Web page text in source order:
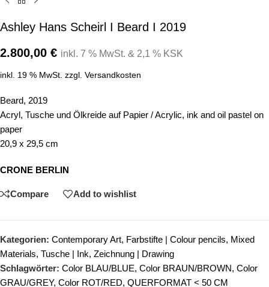
Ashley Hans Scheirl I Beard I 2019
2.800,00 € inkl. 7 % MwSt. & 2,1 % KSK
inkl. 19 % MwSt. zzgl. Versandkosten
Beard, 2019
Acryl, Tusche und Ölkreide auf Papier / Acrylic, ink and oil pastel on
paper
20,9 x 29,5 cm
CRONE BERLIN
Compare Add to wishlist
Kategorien: Contemporary Art, Farbstifte | Colour pencils, Mixed
Materials, Tusche | Ink, Zeichnung | Drawing
Schlagwörter: Color BLAU/BLUE, Color BRAUN/BROWN, Color
GRAU/GREY, Color ROT/RED, QUERFORMAT < 50 CM